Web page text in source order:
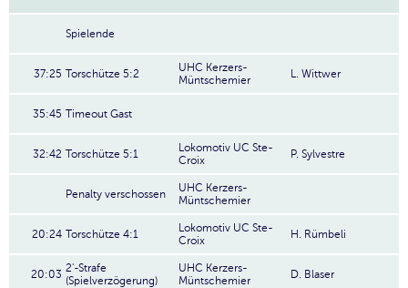
Spielende
37:25 Torschütze 5:2
UHC Kerzers-
Müntschemier
L. Wittwer
35:45 Timeout Gast
32:42 Torschütze 5:1
Lokomotiv UC Ste-
Croix
P. Sylvestre
Penalty verschossen
UHC Kerzers-
Müntschemier
20:24 Torschütze 4:1
Lokomotiv UC Ste-
Croix
H. Rümbeli
20:03 2'-Strafe
(Spielverzögerung)
UHC Kerzers-
Müntschemier
D. Blaser